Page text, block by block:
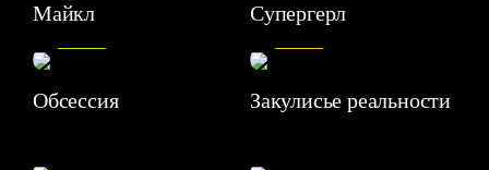
Майкл Супергерл
Обсессия
7.1
Закулисье реальности